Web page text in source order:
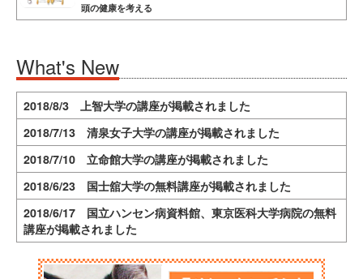
頭の健康を考える
What's New
2018/8/3 上智大学の講座が掲載されました
2018/7/13 清泉女子大学の講座が掲載されました
2018/7/10 立命館大学の講座が掲載されました
2018/6/23 国士舘大学の無料講座が掲載されました
2018/6/17 国立ハンセン病資料館、東京医科大学病院の無料
講座が掲載されました